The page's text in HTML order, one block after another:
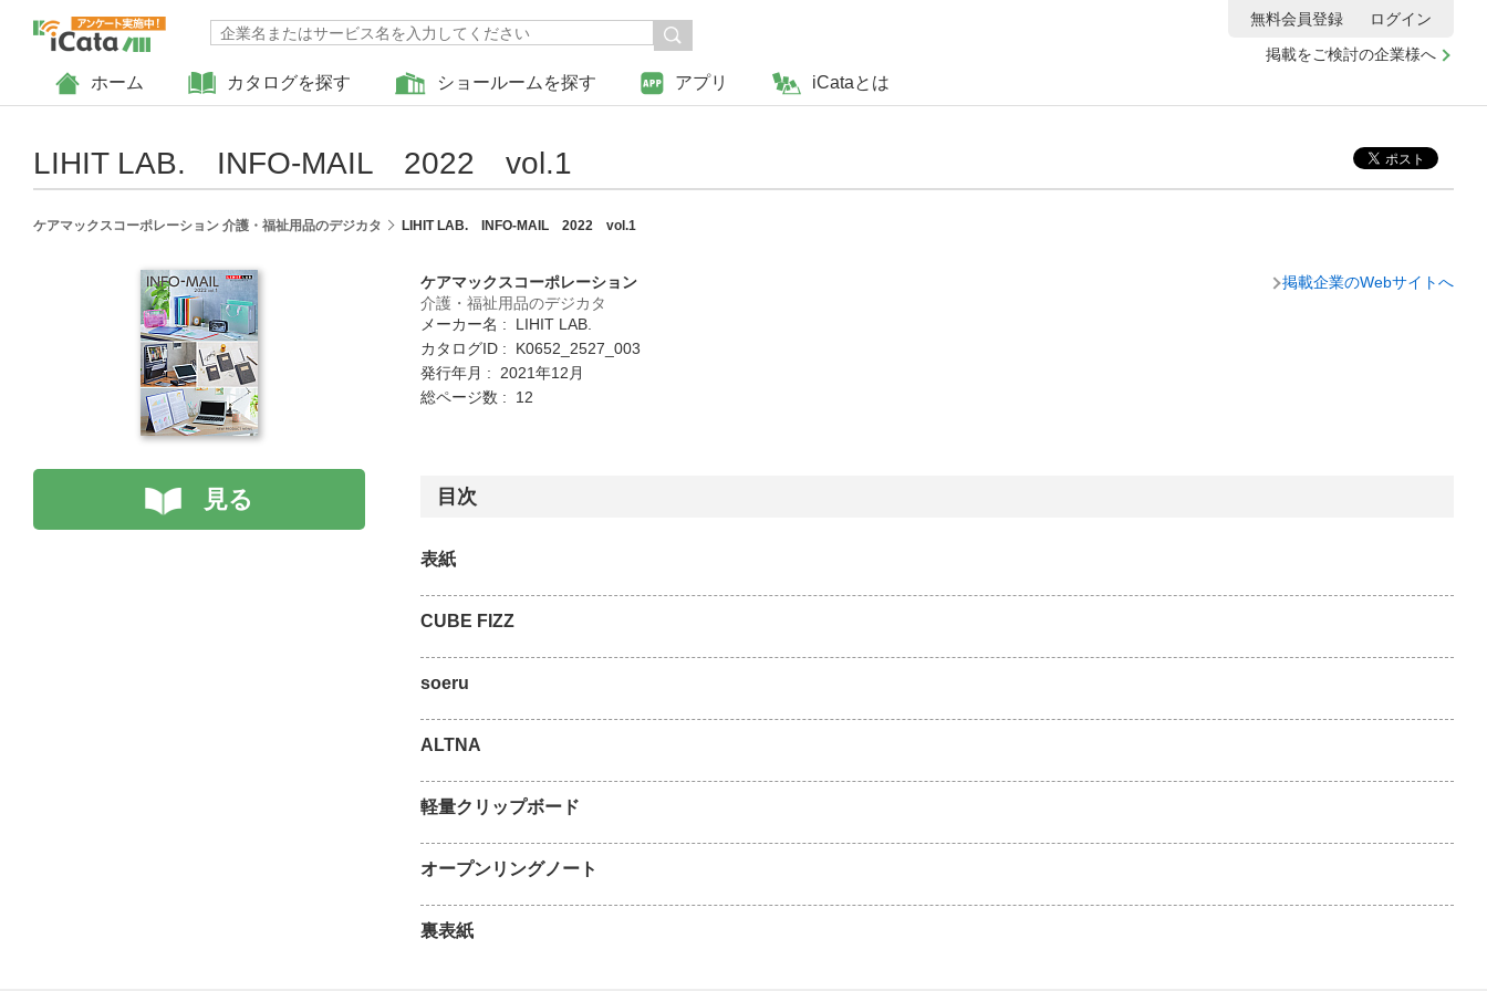
ホーム カタログを探す ショールームを探す アプリ iCataとは
掲載をご検討の企業様へ
無料会員登録 ログイン
LIHIT LAB. INFO-MAIL 2022 vol.1
ケアマックスコーポレーション 介護・福祉用品のデジカタ LIHIT LAB. INFO-MAIL 2022 vol.1
見る
ケアマックスコーポレーション
介護・福祉用品のデジカタ
メーカー名 : LIHIT LAB.
カタログID : K0652_2527_003
発行年月 : 2021年12月
総ページ数 : 12
掲載企業のWebサイトへ
目次
表紙
CUBE FIZZ
soeru
ALTNA
軽量クリップボード
オープンリングノート
裏表紙